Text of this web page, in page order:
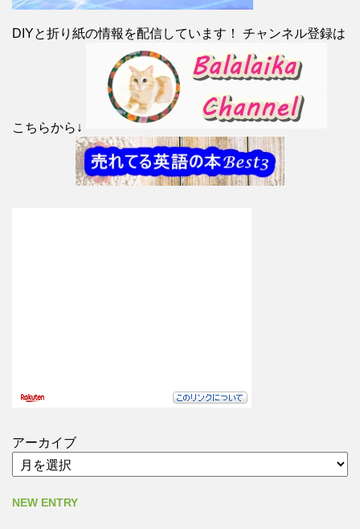
DIYと折り紙の情報を配信しています！ チャンネル登録は
こちらから↓
アーカイブ
NEW ENTRY